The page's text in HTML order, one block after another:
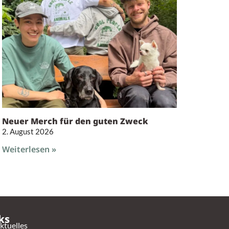
Neuer Merch für den guten Zweck
2. August 2026
Weiterlesen »